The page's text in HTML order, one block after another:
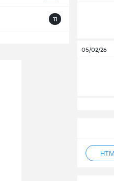
05/02/26
11